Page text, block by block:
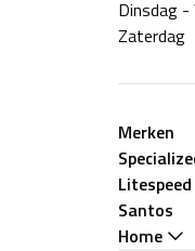
Dinsdag -
Zaterdag
Merken
Litespeed
Santos
Home